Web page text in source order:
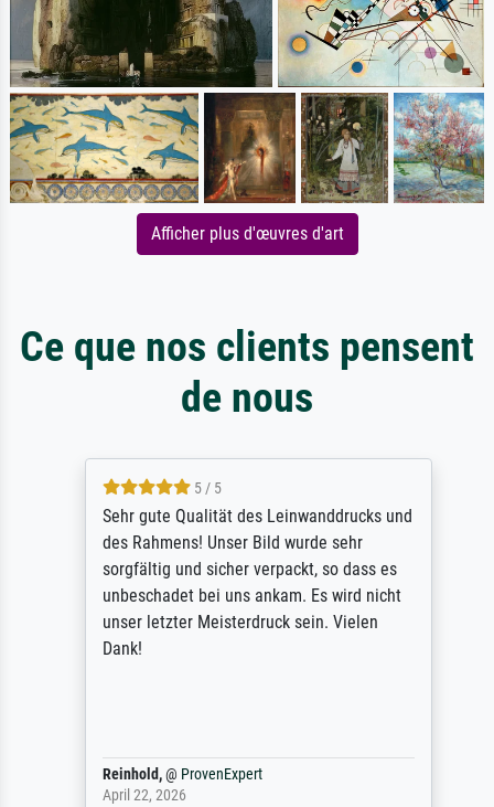
Afficher plus d'œuvres d'art
Ce que nos clients pensent
de nous
5 / 5
Sehr gute Qualität des Leinwanddrucks und
des Rahmens! Unser Bild wurde sehr
sorgfältig und sicher verpackt, so dass es
unbeschadet bei uns ankam. Es wird nicht
unser letzter Meisterdruck sein. Vielen
Dank!
Reinhold, @ProvenExpert
April 22, 2026